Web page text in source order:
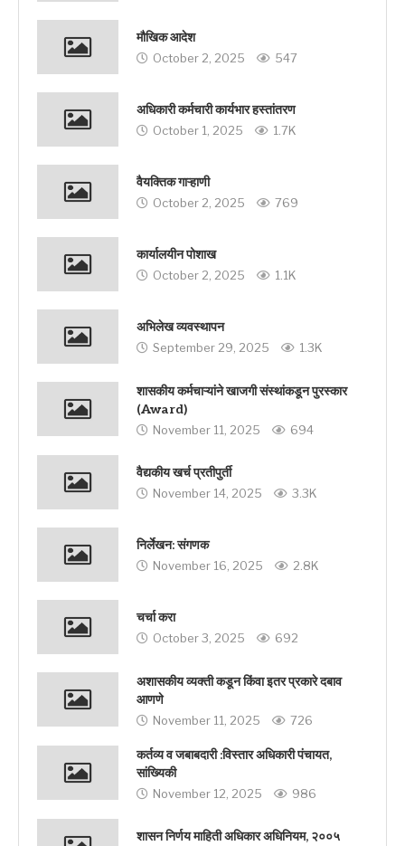
मौखिक आदेश
October 2, 2025 547
अधिकारी कर्मचारी कार्यभार हस्तांतरण
October 1, 2025 1.7K
वैयक्तिक गाऱ्हाणी
October 2, 2025 769
कार्यालयीन पोशाख
October 2, 2025 1.1K
अभिलेख व्यवस्थापन
September 29, 2025 1.3K
शासकीय कर्मचाऱ्यांने खाजगी संस्थांकडून पुरस्कार
(Award)
November 11, 2025 694
वैद्यकीय खर्च प्रतीपुर्ती
November 14, 2025 3.3K
निर्लेखन: संगणक
November 16, 2025 2.8K
चर्चा करा
October 3, 2025 692
अशासकीय व्यक्ती कडून किंवा इतर प्रकारे दबाव
आणणे
November 11, 2025 726
कर्तव्य व जबाबदारी :विस्तार अधिकारी पंचायत,
सांख्यिकी
November 12, 2025 986
शासन निर्णय माहिती अधिकार अधिनियम, २००५